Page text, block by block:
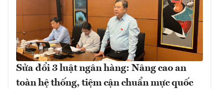
Sửa đổi 3 luật ngân hàng: Nâng cao an
toàn hệ thống, tiệm cận chuẩn mực quốc